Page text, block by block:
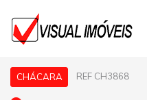
CHÁCARA REF CH3868